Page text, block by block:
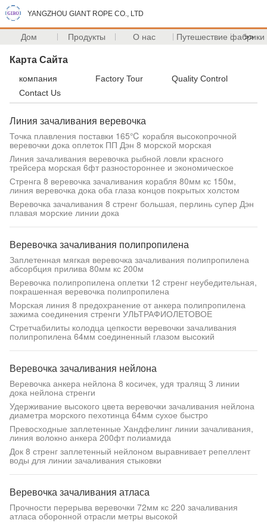
YANGZHOU GIANT ROPE CO., LTD
Дом Продукты О нас Путешествие фабрики
>>
Карта Сайта
компания Factory Tour
Quality Control
Contact Us
Линия зачаливания веревочка
Точка плавления поставки 165℃ корабля высокопрочной
веревочки дока оплеток ПП Дэн 8 морской морская
Линия зачаливания веревочка рыбной ловли красного
трейсера морская 6фт разностороннее и экономическое
Стренга 8 веревочка зачаливания корабля 80мм кс 150м,
линия веревочка дока оба глаза концов покрытых холстом
Веревочка зачаливания 8 стренг большая, перлинь супер Дэн
плавая морские линии дока
Веревочка зачаливания полипропилена
Заплетенная мягкая веревочка зачаливания полипропилена
абсорбция прилива 80мм кс 200м
Веревочка полипропилена оплетки 12 стренг неубедительная,
покрашенная веревочка полипропилена
Морская линия 8 предохранение от анкера полипропилена
зажима соединения стренги УЛЬТРАФИОЛЕТОВОЕ
Стретчабилиты колодца цепкости веревочки зачаливания
полипропилена 64мм соединенный глазом высокий
Веревочка зачаливания нейлона
Веревочка анкера нейлона 8 косичек, удя тралящ 3 линии
дока нейлона стренги
Удерживание высокого цвета веревочки зачаливания нейлона
диаметра морского пехотинца 64мм сухое быстро
Превосходные заплетенные Хандфелинг линии зачаливания,
линия волокно анкера 200фт полиамида
Док 8 стренг заплетенный нейлоном выравнивает репеллент
воды для линии зачаливания стыковки
Веревочка зачаливания атласа
Прочности перерыва веревочки 72мм кс 220 зачаливания
атласа оборонной отрасли метры высокой